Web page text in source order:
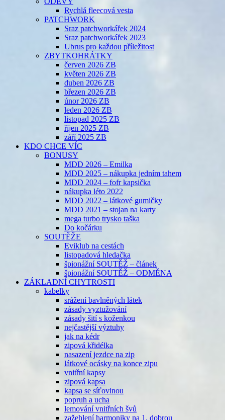
Rychlá fleecová vesta
PATCHWORK
Sraz patchworkářek 2024
Sraz patchworkářek 2023
Ubrus pro každou příležitost
ZBYTKOHRÁTKY
červen 2026 ZB
květen 2026 ZB
duben 2026 ZB
březen 2026 ZB
únor 2026 ZB
leden 2026 ZB
listopad 2025 ZB
říjen 2025 ZB
září 2025 ZB
KDO CHCE VÍC
BONUSY
MDD 2026 – Emilka
MDD 2025 – nákupka jedním tahem
MDD 2024 – fofr kapsička
nákupka léto 2022
MDD 2022 – látkové gumičky
MDD 2021 – stojan na karty
mega turbo trysko taška
Do kočárku
SOUTĚŽE
Eviklub na cestách
listopadová hledačka
špionážní SOUTĚŽ – článek
špionážní SOUTĚŽ – ODMĚNA
ZÁKLADNÍ CHYTROSTI
kabelky
srážení bavlněných látek
zásady vyztužování
zásady šití s koženkou
nejčastější výztuhy
jak na kédr
zipová křidélka
nasazení jezdce na zip
látkové ocásky na konce zipu
vnitřní kapsy
zipová kapsa
kapsa se síťovinou
popruh a ucha
lemování vnitřních švů
zažehlení harmoniky na 1. dobrou